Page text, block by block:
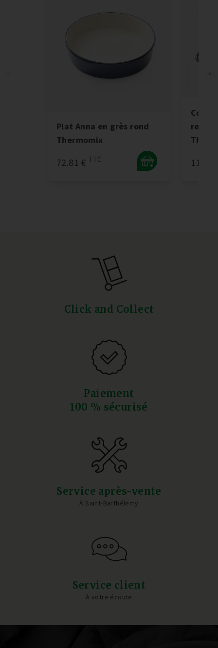
Plat Anna en grès rond
Thermomix
72.81 € TTC
+
Click and Collect
Paiement
100 % sécurisé
Service après-vente
À Saint-Barthélemy
Service client
À votre écoute